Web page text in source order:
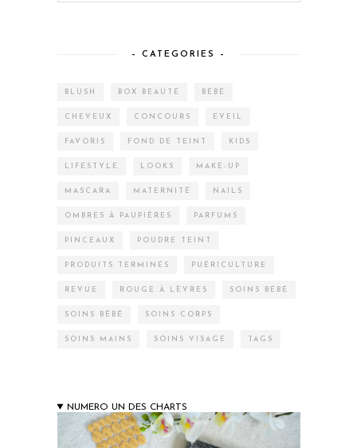
– CATEGORIES –
BLUSH BOX BEAUTÉ BÉBÉ
CHEVEUX CONCOURS EVEIL
FAVORIS FOND DE TEINT KIDS
LIFESTYLE LOOKS MAKE-UP
MASCARA MATERNITÉ NAILS
OMBRES À PAUPIÈRES PARFUMS
PINCEAUX POUDRE TEINT
PRODUITS TERMINÉS PUÉRICULTURE
REVUE ROUGE À LÈVRES SOINS BÉBÉ
SOINS BÉBÉ SOINS CORPS
SOINS MAINS SOINS VISAGE TAGS
NUMERO UN DES CHARTS